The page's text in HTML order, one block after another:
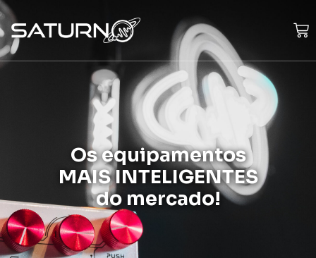
Os equipamentos
MAIS INTELIGENTES
do mercado!